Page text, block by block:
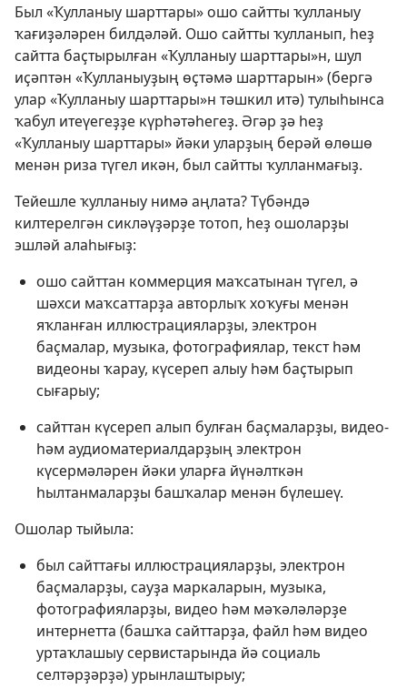
Был «Ҡулланыу шарттары» ошо сайтты ҡулланыу
ҡағиҙәләрен билдәләй. Ошо сайтты ҡулланып, һеҙ
сайтта баҫтырылған «Ҡулланыу шарттары»н, шул
иҫәптән «Ҡулланыуҙың өҫтәмә шарттарын» (бергә
улар «Ҡулланыу шарттары»н тәшкил итә) тулыһынса
ҡабул итеүегеҙҙе күрһәтәһегеҙ. Әгәр ҙә һеҙ
«Ҡулланыу шарттары» йәки уларҙың берәй өлөшө
менән риза түгел икән, был сайтты ҡулланмағыҙ.
Тейешле ҡулланыу нимә аңлата? Түбәндә
килтерелгән сикләүҙәрҙе тотоп, һеҙ ошоларҙы
эшләй алаһығыҙ:
ошо сайттан коммерция маҡсатынан түгел, ә
шәхси маҡсаттарҙа авторлыҡ хоҡуғы менән
яҡланған иллюстрацияларҙы, электрон
баҫмалар, музыка, фотографиялар, текст һәм
видеоны ҡарау, күсереп алыу һәм баҫтырып
сығарыу;
сайттан күсереп алып булған баҫмаларҙы, видео-
һәм аудиоматериалдарҙың электрон
күсермәләрен йәки уларға йүнәлткән
һылтанмаларҙы башҡалар менән бүлешеү.
Ошолар тыйыла:
был сайттағы иллюстрацияларҙы, электрон
баҫмаларҙы, сауҙа маркаларын, музыка,
фотографияларҙы, видео һәм мәҡәләләрҙе
интернетта (башҡа сайттарҙа, файл һәм видео
уртаҡлашыу сервистарында йә социаль
селтәрҙәрҙә) урынлаштырыу;